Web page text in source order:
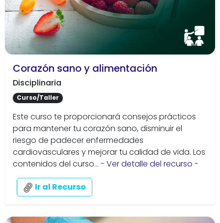
Corazón sano y alimentación
Disciplinaria
Curso/Taller
Este curso te proporcionará consejos prácticos
para mantener tu corazón sano, disminuir el
riesgo de padecer enfermedades
cardiovasculares y mejorar tu calidad de vida. Los
contenidos del curso... - Ver detalle del recurso -
Ir al Recurso